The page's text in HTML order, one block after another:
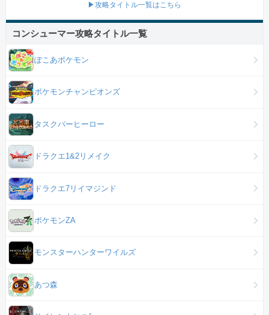
▶攻略タイトル一覧はこちら
コンシューマー攻略タイトル一覧
ぽこあポケモン
ポケモンチャンピオンズ
タスクバーヒーロー
ドラクエ1&2リメイク
ドラクエ7リイマジンド
ポケモンZA
モンスターハンターワイルズ
あつ森